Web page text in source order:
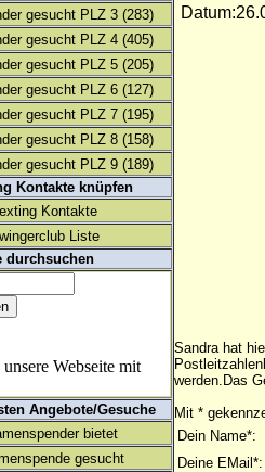
gesucht PLZ 3 (283)
gesucht PLZ 4 (405)
gesucht PLZ 5 (205)
gesucht PLZ 6 (127)
gesucht PLZ 7 (195)
gesucht PLZ 8 (158)
gesucht PLZ 9 (189)
Kontakte knüpfen
Kontakte
Liste
durchsuchen
Webseite mit
Angebote/Gesuche
bietet
gesucht
Sandra hat
werden.Das
Mit *
Dein Name*:
Deine EMail*: